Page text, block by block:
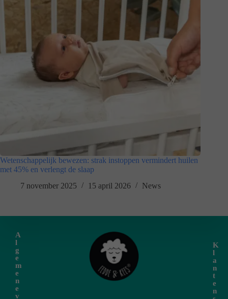
Wetenschappelijk bewezen: strak instoppen vermindert huilen
met 45% en verlengt de slaap
7 november 2025
15 april 2026 News
A
l
g
e
m
e
n
e
v
K
l
a
n
t
e
n